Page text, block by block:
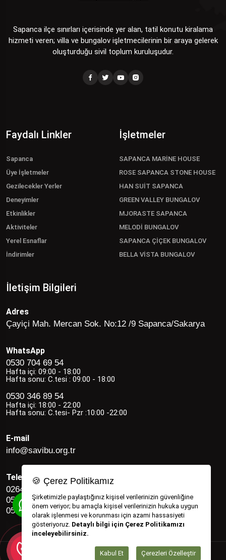
Sapanca ilçe sınırları içerisinde yer alan, tatil konutu kiralama
hizmeti veren; villa ve bungalov işletmecilerinin bir araya gelerek
oluşturduğu sivil toplum kuruluşudur.
Faydalı Linkler
Sapanca
Üye İşletmeler
Gezilecekler Yerler
Deneyimler
Etkinlikler
Aktiviteler
Yerel Esnaflar
İndirimler
İşletmeler
SAPANCA MARİNE HOUSE
ROSE SAPANCA STONE HOUSE
HAN SUİT SAPANCA
GREEN VALLEY BUNGALOV
MJORASTE SAPANCA
MELODİ BUNGALOV
SAPANCA ÇİÇEK BUNGALOV
BELLA VİSTA BUNGALOV
İletişim Bilgileri
Adres
Çayiçi Mah. Mercan Sok. No:12 /9 Sapanca/Sakarya
WhatsApp
0530 704 69 54
Hafta içi: 09:00 - 18:00
Hafta sonu: C.tesi : 09:00 - 18:00
0530 346 89 54
Hafta içi: 18:00 - 22:00
Hafta sonu: C.tesi- Pzr :10:00 -22:00
E-mail
info@savibu.org.tr
Telefon
0264 582 12 17
0530 346 89 54
0530 704 69 54
Savibu Copyright © 2022 - 2026
🍪 Çerez Politikamız
Şirketimizle paylaştığınız kişisel verilerinizin güvenliğine
önem veriyor; bu amaçla kişisel verilerinizin hukuka uygun
olarak işlenmesi ve korunması için azami hassasiyeti
gösteriyoruz. Detaylı bilgi için Çerez Politikamızı
inceleyebilirsiniz.
Kabul Et Çerezleri Özelleştir